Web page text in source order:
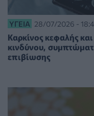
ΥΓΕΊΑ 28/07/2026 -
Καρκίνος κεφαλής
κινδύνου,
επιβίωσης